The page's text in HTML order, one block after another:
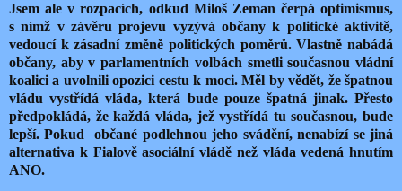
Jsem ale v rozpacích, odkud Miloš Zeman čerpá optimismus,
s nímž v závěru projevu vyzývá občany k politické aktivitě,
vedoucí k zásadní změně politických poměrů. Vlastně nabádá
občany, aby v parlamentních volbách smetli současnou vládní
koalici a uvolnili opozici cestu k moci. Měl by vědět, že špatnou
vládu vystřídá vláda, která bude pouze špatná jinak. Přesto
předpokládá, že každá vláda, jež vystřídá tu současnou, bude
lepší. Pokud občané podlehnou jeho svádění, nenabízí se jiná
alternativa k Fialově asociální vládě než vláda vedená hnutím
ANO.